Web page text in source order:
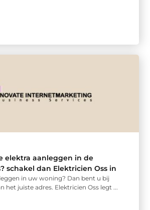
elektra aanleggen in de
schakel dan Elektricien Oss in
in uw woning? Dan bent u bij
het juiste adres. Elektricien Oss legt ...